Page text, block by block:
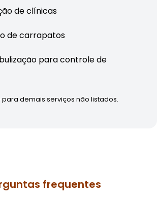
de clínicas
de carrapatos
para controle de
para demais serviços não listados.
frequentes